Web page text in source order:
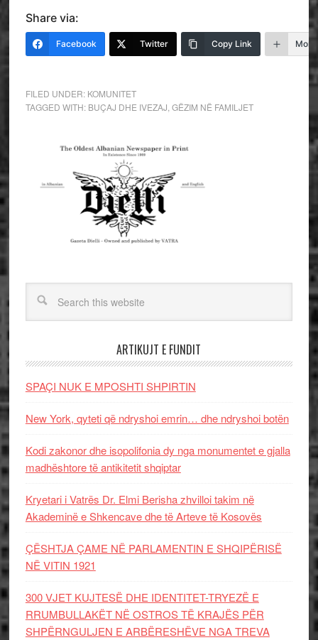
Share via:
Facebook Twitter Copy Link More
FILED UNDER: KOMUNITET
TAGGED WITH: BUÇAJ DHE IVEZAJ GËZIM NË FAMILJET
ARTIKUJT E FUNDIT
SPAÇI NUK E MPOSHTI SHPIRTIN
New York, qyteti që ndryshoi emrin… dhe ndryshoi botën
Kodi zakonor dhe isopolifonia dy nga monumentet e gjalla
madhështore të antikitetit shqiptar
Kryetari i Vatrës Dr. Elmi Berisha zhvilloi takim në
Akademinë e Shkencave dhe të Arteve të Kosovës
ÇËSHTJA ÇAME NË PARLAMENTIN E SHQIPËRISË
NË VITIN 1921
300 VJET KUJTESË DHE IDENTITET-TRYEZË E
RRUMBULLAKËT NË OSTROS TË KRAJËS PËR
SHPËRNGULJEN E ARBËRESHËVE NGA TREVA